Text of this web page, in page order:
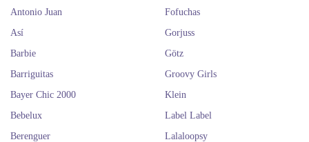
Antonio Juan
Así
Barbie
Barriguitas
Bayer Chic 2000
Bebelux
Berenguer
Fofuchas
Gorjuss
Götz
Groovy Girls
Klein
Label Label
Lalaloopsy